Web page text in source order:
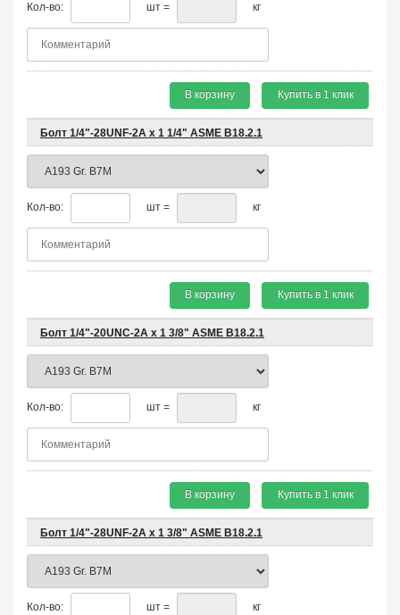
Кол-во: шт = кг
В корзину Купить в 1 клик
Болт 1/4"-28UNF-2A х 1 1/4" ASME B18.2.1
Кол-во: шт = кг
В корзину Купить в 1 клик
Болт 1/4"-20UNC-2A х 1 3/8" ASME B18.2.1
Кол-во: шт = кг
В корзину Купить в 1 клик
Болт 1/4"-28UNF-2A х 1 3/8" ASME B18.2.1
Кол-во: шт = кг